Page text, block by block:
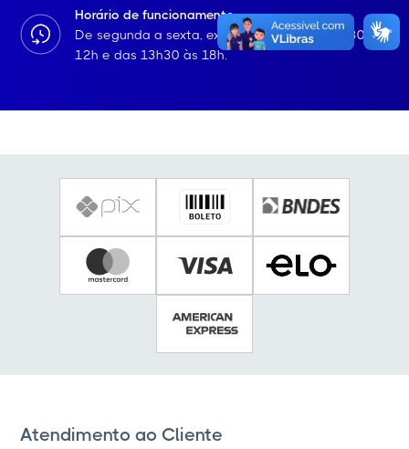
Horário de funcionamento
De segunda a sexta, exceto feriados das 8h30 às
12h e das 13h30 às 18h.
Atendimento ao Cliente